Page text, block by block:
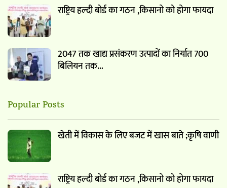
राष्ट्रिय हल्दी बोर्ड का गठन ,किसानो को होगा फायदा
2047 तक खाद्य प्रसंकरण उत्पादों का निर्यात 700
बिलियन तक…
Popular Posts
खेती में विकास के लिए बजट में खास बाते ;कृषि वाणी
राष्ट्रिय हल्दी बोर्ड का गठन ,किसानो को होगा फायदा